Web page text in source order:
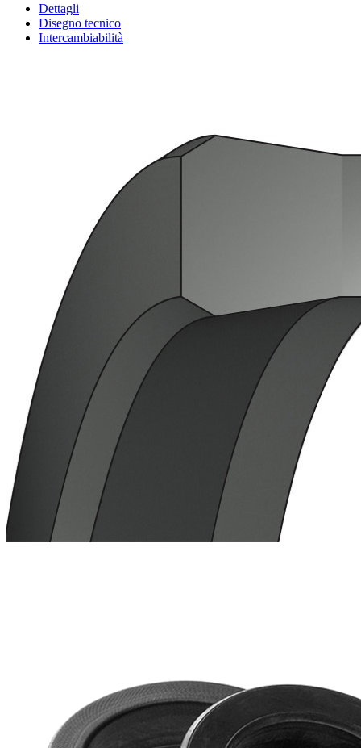
Dettagli
Disegno tecnico
Intercambiabilità